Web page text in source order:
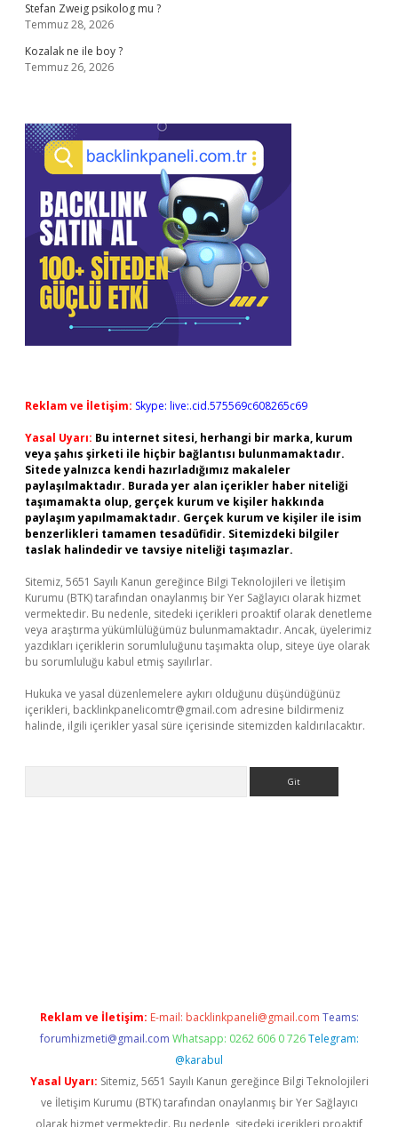
Stefan Zweig psikolog mu ?
Temmuz 28, 2026
Kozalak ne ile boy ?
Temmuz 26, 2026
Reklam ve İletişim: Skype: live:.cid.575569c608265c69
Yasal Uyarı: Bu internet sitesi, herhangi bir marka, kurum
veya şahıs şirketi ile hiçbir bağlantısı bulunmamaktadır.
Sitede yalnızca kendi hazırladığımız makaleler
paylaşılmaktadır. Burada yer alan içerikler haber niteliği
taşımamakta olup, gerçek kurum ve kişiler hakkında
paylaşım yapılmamaktadır. Gerçek kurum ve kişiler ile isim
benzerlikleri tamamen tesadüfidir. Sitemizdeki bilgiler
taslak halindedir ve tavsiye niteliği taşımazlar.
Sitemiz, 5651 Sayılı Kanun gereğince Bilgi Teknolojileri ve İletişim
Kurumu (BTK) tarafından onaylanmış bir Yer Sağlayıcı olarak hizmet
vermektedir. Bu nedenle, sitedeki içerikleri proaktif olarak denetleme
veya araştırma yükümlülüğümüz bulunmamaktadır. Ancak, üyelerimiz
yazdıkları içeriklerin sorumluluğunu taşımakta olup, siteye üye olarak
bu sorumluluğu kabul etmiş sayılırlar.
Hukuka ve yasal düzenlemelere aykırı olduğunu düşündüğünüz
içerikleri, backlinkpanelicomtr@gmail.com adresine bildirmeniz
halinde, ilgili içerikler yasal süre içerisinde sitemizden kaldırılacaktır.
Reklam ve İletişim: E-mail: backlinkpaneli@gmail.com Teams:
forumhizmeti@gmail.com Whatsapp: 0262 606 0 726 Telegram:
@karabul
Yasal Uyarı: Sitemiz, 5651 Sayılı Kanun gereğince Bilgi Teknolojileri
ve İletişim Kurumu (BTK) tarafından onaylanmış bir Yer Sağlayıcı
olarak hizmet vermektedir. Bu nedenle, sitedeki içerikleri proaktif